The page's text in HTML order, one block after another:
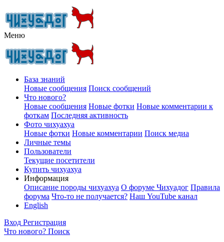
Меню
База знаний
Новые сообщения Поиск сообщений
Что нового?
Новые сообщения Новые фотки Новые комментарии к
фоткам Последняя активность
Фото чихуахуа
Новые фотки Новые комментарии Поиск медиа
Личные темы
Пользователи
Текущие посетители
Купить чихуахуа
Информация
Описание породы чихуахуа О форуме Чихуадог Правила
форума Что-то не получается? Наш YouTube канал
English
Вход Регистрация
Что нового? Поиск